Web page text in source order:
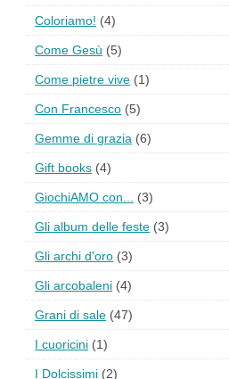
Coloriamo! (4)
Come Gesù (5)
Come pietre vive (1)
Con Francesco (5)
Gemme di grazia (6)
Gift books (4)
GiochiAMO con... (3)
Gli album delle feste (3)
Gli archi d'oro (3)
Gli arcobaleni (4)
Grani di sale (47)
I cuoricini (1)
I Dolcissimi (2)